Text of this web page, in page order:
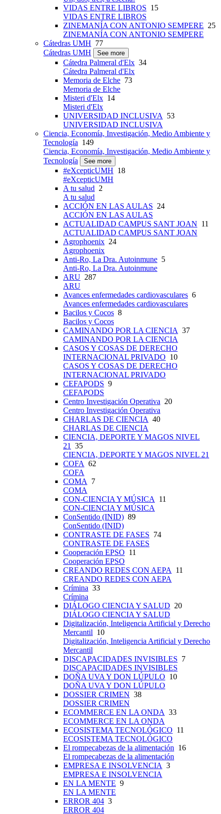
VIDAS ENTRE LIBROS 15
VIDAS ENTRE LIBROS
ZINEMANÍA CON ANTONIO SEMPERE 25
ZINEMANÍA CON ANTONIO SEMPERE
Cátedras UMH 77
Cátedras UMH
See more
Cátedra Palmeral d'Elx 34
Cátedra Palmeral d'Elx
Memoria de Elche 73
Memoria de Elche
Misteri d'Elx 14
Misteri d'Elx
UNIVERSIDAD INCLUSIVA
53
UNIVERSIDAD INCLUSIVA
Ciencia, Economía, Investigación, Medio Ambiente y
Tecnología 149
Ciencia, Economía, Investigación, Medio Ambiente y
Tecnología
See more
#eXcepticUMH 18
#eXcepticUMH
A tu salud 2
A tu salud
ACCIÓN EN LAS AULAS 24
ACCIÓN EN LAS AULAS
ACTUALIDAD CAMPUS SANT JOAN 11
ACTUALIDAD CAMPUS SANT JOAN
Agrophoenix 24
Agrophoenix
Anti-Ro, La Dra. Autoinmune 5
Anti-Ro, La Dra. Autoinmune
ARU 287
ARU
Avances enfermedades cardiovasculares 6
Avances enfermedades cardiovasculares
Bacilos y Cocos 8
Bacilos y Cocos
CAMINANDO POR LA CIENCIA 37
CAMINANDO POR LA CIENCIA
CASOS Y COSAS DE DERECHO
INTERNACIONAL PRIVADO 10
CASOS Y COSAS DE DERECHO
INTERNACIONAL PRIVADO
CEFAPODS 9
CEFAPODS
Centro Investigación Operativa 20
Centro Investigación Operativa
CHARLAS DE CIENCIA 40
CHARLAS DE CIENCIA
CIENCIA, DEPORTE Y MAGOS NIVEL
21
35
CIENCIA, DEPORTE Y MAGOS NIVEL 21
COFA 62
COFA
COMA
7
COMA
CON-CIENCIA Y MÚSICA
11
CON-CIENCIA Y MÚSICA
ConSentido (INID) 89
ConSentido (INID)
CONTRASTE DE FASES 74
CONTRASTE DE FASES
Cooperación EPSO 11
Cooperación EPSO
CREANDO REDES CON AEPA
11
CREANDO REDES CON AEPA
Crímina 33
Crímina
DIÁLOGO CIENCIA Y SALUD 20
DIÁLOGO CIENCIA Y SALUD
Digitalización, Inteligencia Artificial y Derecho
Mercantil 10
Digitalización, Inteligencia Artificial y Derecho
Mercantil
DISCAPACIDADES INVISIBLES 7
DISCAPACIDADES INVISIBLES
DOÑA UVA Y DON LÚPULO 10
DOÑA UVA Y DON LÚPULO
DOSSIER CRIMEN 38
DOSSIER CRIMEN
ECOMMERCE EN LA ONDA 33
ECOMMERCE EN LA ONDA
ECOSISTEMA TECNOLÓGICO 11
ECOSISTEMA TECNOLÓGICO
El rompecabezas de la alimentación 16
El rompecabezas de la alimentación
EMPRESA E INSOLVENCIA 3
EMPRESA E INSOLVENCIA
EN LA MENTE 9
EN LA MENTE
ERROR 404 3
ERROR 404